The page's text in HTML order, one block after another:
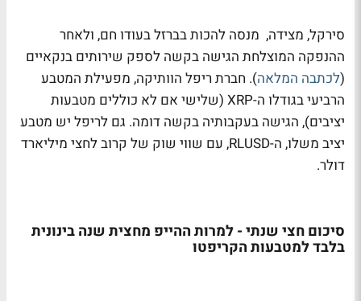
סירקל, מצידה, מנסה להכות בברזל בעודו חם, ולאחר
ההנפקה המוצלחת הגישה בקשה לספק שירותים בנקאיים
(לכתבה המלאה). חברת ריפל הוותיקה, מפעילת המטבע
הרביעי בגודלו ה-XRP (שלישי אם לא כוללים מטבעות
יציבים), הגישה בעקבותיה בקשה דומה. גם לריפל יש מטבע
יציב משלו, ה-RLUSD, עם שווי שוק של קרוב לחצי מיליארד
דולר.
סיכום חצי שנתי - למרות ההייפ מחצית שנה בינונית
בלבד למטבעות הקריפטו